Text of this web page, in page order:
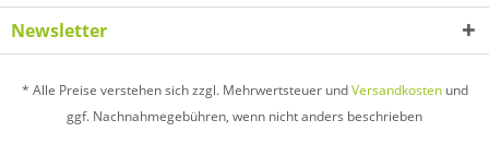
Newsletter
* Alle Preise verstehen sich zzgl. Mehrwertsteuer undVersandkostenund
ggf. Nachnahmegebühren, wenn nicht anders beschrieben